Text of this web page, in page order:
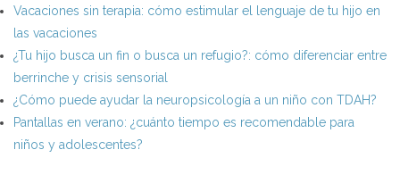
Vacaciones sin terapia: cómo estimular el lenguaje de tu hijo en
las vacaciones
¿Tu hijo busca un fin o busca un refugio?: cómo diferenciar entre
berrinche y crisis sensorial
¿Cómo puede ayudar la neuropsicología a un niño con TDAH?
Pantallas en verano: ¿cuánto tiempo es recomendable para
niños y adolescentes?